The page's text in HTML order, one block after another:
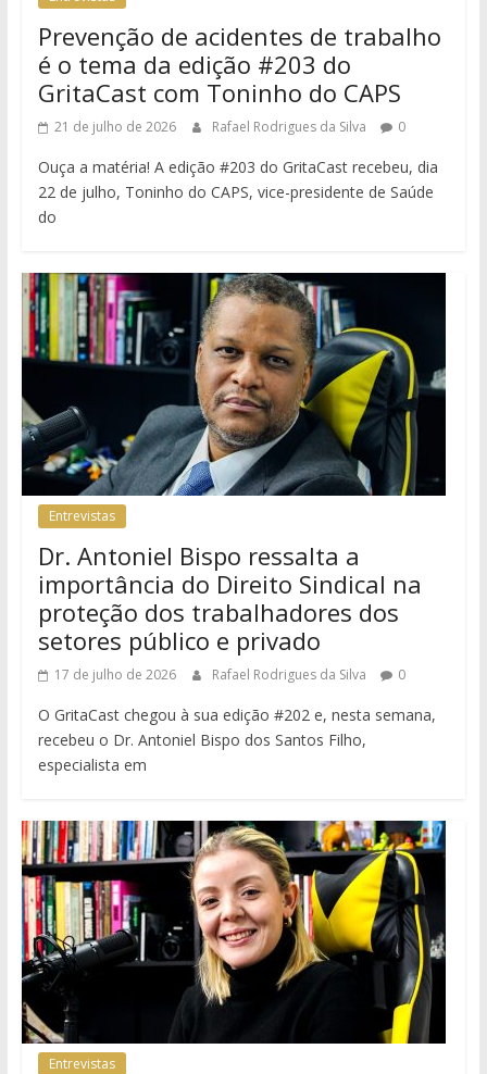
Prevenção de acidentes de trabalho
é o tema da edição #203 do
GritaCast com Toninho do CAPS
21 de julho de 2026 Rafael Rodrigues da Silva 0
Ouça a matéria! A edição #203 do GritaCast recebeu, dia
22 de julho, Toninho do CAPS, vice-presidente de Saúde
do
Entrevistas
Dr. Antoniel Bispo ressalta a
importância do Direito Sindical na
proteção dos trabalhadores dos
setores público e privado
17 de julho de 2026 Rafael Rodrigues da Silva 0
O GritaCast chegou à sua edição #202 e, nesta semana,
recebeu o Dr. Antoniel Bispo dos Santos Filho,
especialista em
Entrevistas